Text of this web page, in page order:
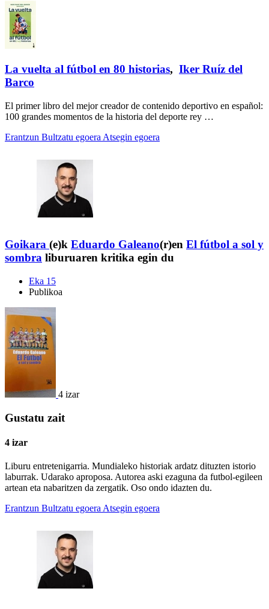
La vuelta al fútbol en 80 historias, Iker Ruíz del
Barco
El primer libro del mejor creador de contenido deportivo en español:
100 grandes momentos de la historia del deporte rey …
Erantzun Bultzatu egoera Atsegin egoera
Goikara (e)k Eduardo Galeano(r)en El fútbol a sol y
sombra liburuaren kritika egin du
Eka 15
Publikoa
4 izar
Gustatu zait
4 izar
Liburu entretenigarria. Mundialeko historiak ardatz dituzten istorio
laburrak. Udarako aproposa. Autorea aski ezaguna da futbol-egileen
artean eta nabaritzen da zergatik. Oso ondo idazten du.
Erantzun Bultzatu egoeraAtsegin egoera